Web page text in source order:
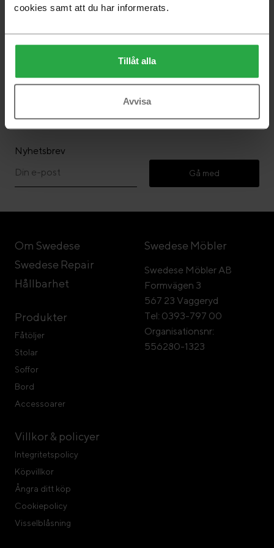
cookies samt att du har informerats.
Tillåt alla
Avvisa
Följ Swedese
Nyhetsbrev
Gå med
Om Swedese
Swedese Repair
Hållbarhet
Produkter
Fåtöljer
Stolar
Soffor
Bord
Accessoarer
Villkor & policyer
Integritetspolicy
Köpvillkor
Ångra ditt köp
Cookiepolicy
Visselblåsning
Swedese Möbler
Swedese Möbler AB
Formvägen 3
567 23 Vaggeryd
Tel: 0393-797 00
Organisationsnr:
556280-1323